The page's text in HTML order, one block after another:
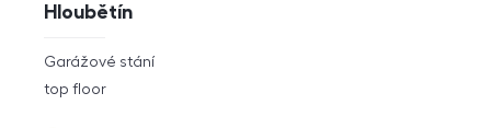
Hloubětín
rozměry
disposition
Garážové stání
funkce
top floor